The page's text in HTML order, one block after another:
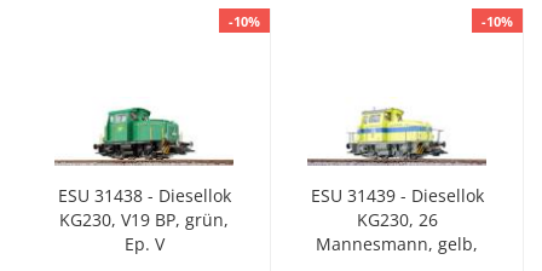
-10%
ESU 31438 - Diesellok
KG230, V19 BP, grün,
Ep. V
-10%
ESU 31439 - Diesellok
KG230, 26
Mannesmann, gelb,